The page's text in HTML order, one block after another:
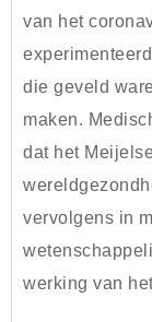
van het
die geveld
maken.
dat het
vervolgens in
werking van